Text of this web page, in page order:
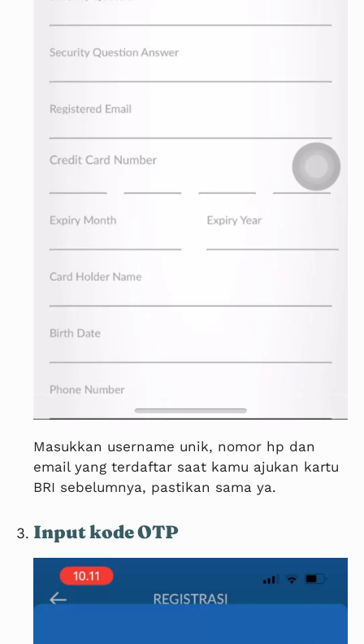
Masukkan username unik, nomor hp dan
email yang terdaftar saat kamu ajukan kartu
BRI sebelumnya, pastikan sama ya.
Input kode OTP